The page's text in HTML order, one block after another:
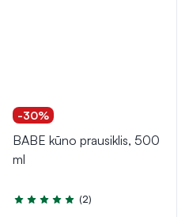
-30%
BABE kūno prausiklis, 500
ml
Įvertinimas 5.0 iš 5
(2)